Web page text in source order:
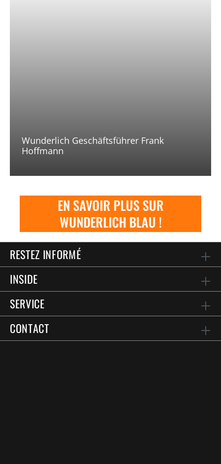
Wunderlich Geschäftsführer Frank
Hoffmann
EN SAVOIR PLUS SUR
WUNDERLICH BLAU !
RESTEZ INFORMÉ
INSIDE
SERVICE
CONTACT